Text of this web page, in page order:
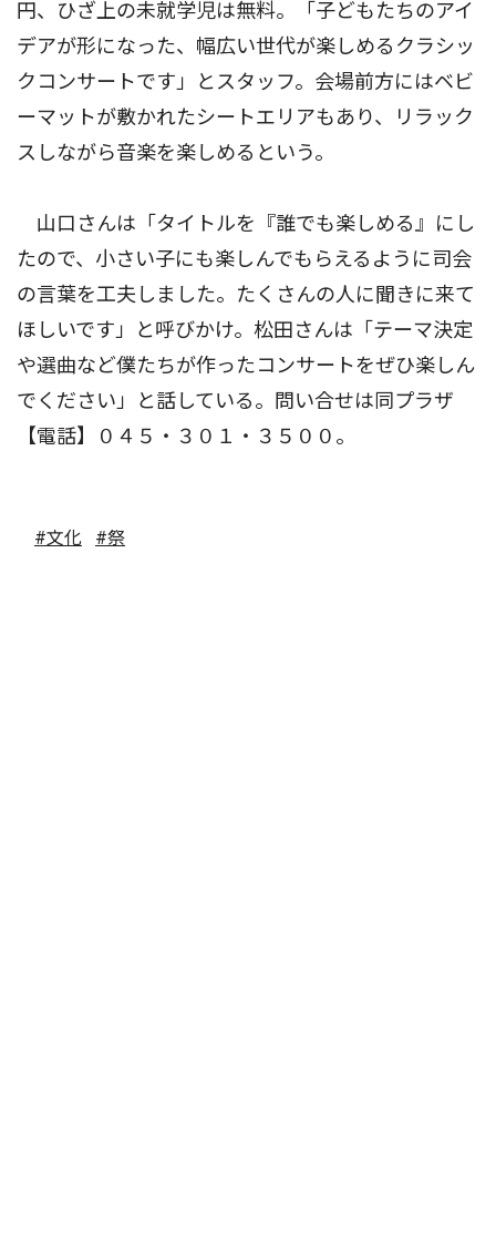
円、ひざ上の未就学児は無料。「子どもたちのアイ
デアが形になった、幅広い世代が楽しめるクラシッ
クコンサートです」とスタッフ。会場前方にはベビ
ーマットが敷かれたシートエリアもあり、リラック
スしながら音楽を楽しめるという。
山口さんは「タイトルを『誰でも楽しめる』にし
たので、小さい子にも楽しんでもらえるように司会
の言葉を工夫しました。たくさんの人に聞きに来て
ほしいです」と呼びかけ。松田さんは「テーマ決定
や選曲など僕たちが作ったコンサートをぜひ楽しん
でください」と話している。問い合せは同プラザ
【電話】０４５・３０１・３５００。
#文化 #祭